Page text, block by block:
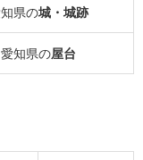
県の城・城跡
愛知県の屋台